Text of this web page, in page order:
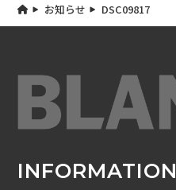
お知らせ DSC09817
INFORMATION